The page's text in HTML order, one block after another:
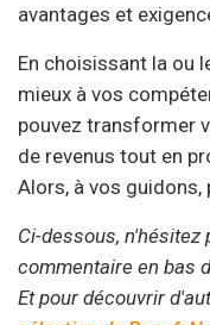
avantages et
En choisissant la ou
mieux à vos
pouvez transformer
de revenus tout en
Alors, à vos guidons,
Ci-dessous,
commentaire en bas
Et pour découvrir